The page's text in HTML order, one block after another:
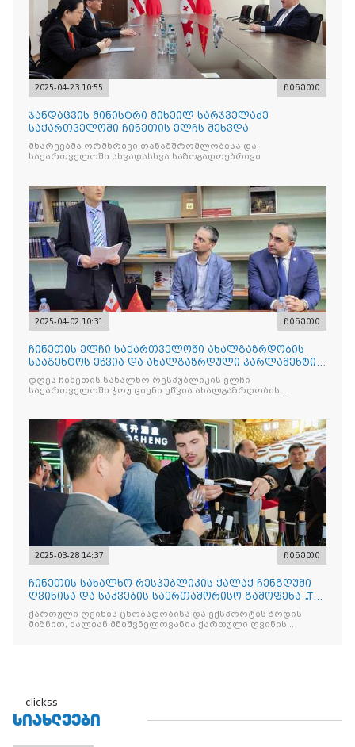
2025-04-23 10:55 ჩინეთი
ჯანდაცვის მინისტრი მიხეილ სარჯველაძე
საქართველოში ჩინეთის ელჩს შეხვდა
მხარეებმა ორმხრივი თანამშრომლობისა და
საქართველოში სხვადასხვა საზოგადოებრივი
2025-04-02 10:31 ჩინეთი
ჩინეთის ელჩი საქართველოში ახალგაზრდობის
სააგენტოს ეწვია და ახალგაზრდული პარლამენტის
სტუდენტებს შეხვდ
დღეს ჩინეთის სახალხო რესპუბლიკის ელჩი
საქართველოში ჭოუ ციენი ეწვია ახალგაზრდობის
2025-03-28 14:37 ჩინეთი
ჩინეთის სახალხო რესპუბლიკის ქალაქ ჩენგდუში
ღვინისა და საკვების საერთაშორისო გამოფენა „The
China Food
ქართული ღვინის ცნობადობისა და ექსპორტის ზრდის
მიზნით, ძალიან მნიშვნელოვანია ქართული ღვინის
clickss
ᲡᲘᲐᲮᲚᲔᲔᲑᲘ